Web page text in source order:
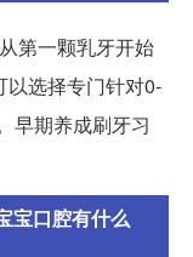
第一颗乳牙开始
以选择专门针对0-
早期养成刷牙习
宝口腔有什么